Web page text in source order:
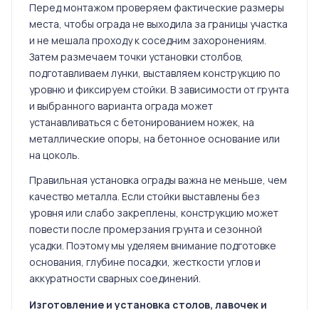
Перед монтажом проверяем фактические размеры
места, чтобы ограда не выходила за границы участка
и не мешала проходу к соседним захоронениям.
Затем размечаем точки установки столбов,
подготавливаем лунки, выставляем конструкцию по
уровню и фиксируем стойки. В зависимости от грунта
и выбранного варианта ограда может
устанавливаться с бетонированием ножек, на
металлические опоры, на бетонное основание или
на цоколь.
Правильная установка ограды важна не меньше, чем
качество металла. Если стойки выставлены без
уровня или слабо закреплены, конструкцию может
повести после промерзания грунта и сезонной
усадки. Поэтому мы уделяем внимание подготовке
основания, глубине посадки, жесткости углов и
аккуратности сварных соединений.
Изготовление и установка столов, лавочек и